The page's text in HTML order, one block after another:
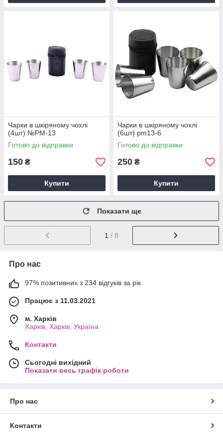
Чарки в шкіряному чохлі
(4шт) №PM-13
Готово до відправки
150 ₴
Купити
Чарки в шкіряному чохлі
(6шт) pm13-6
Готово до відправки
250 ₴
Купити
Показати ще
1 / 8
Про нас
97% позитивних з 234 відгуків за рік
Працює з 11.03.2021
м. Харків
Харків, Харків, Україна
Контакти
Сьогодні вихідний
Показати весь графік роботи
Про нас
Контакти